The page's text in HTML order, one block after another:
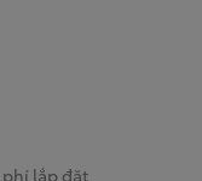
phí lắp đặt